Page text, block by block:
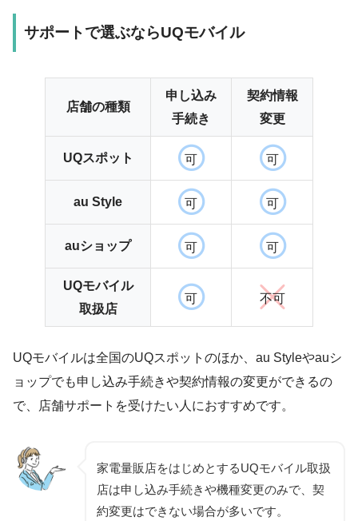
サポートで選ぶならUQモバイル
店舗の種類
申し込み
手続き
契約情報
変更
UQスポット 可 可
au Style 可 可
auショップ 可 可
UQモバイル
取扱店
可 不可
UQモバイルは全国のUQスポットのほか、au Styleやauシ
ョップでも申し込み手続きや契約情報の変更ができるの
で、店舗サポートを受けたい人におすすめです。
家電量販店をはじめとするUQモバイル取扱
店は申し込み手続きや機種変更のみで、契
約変更はできない場合が多いです。